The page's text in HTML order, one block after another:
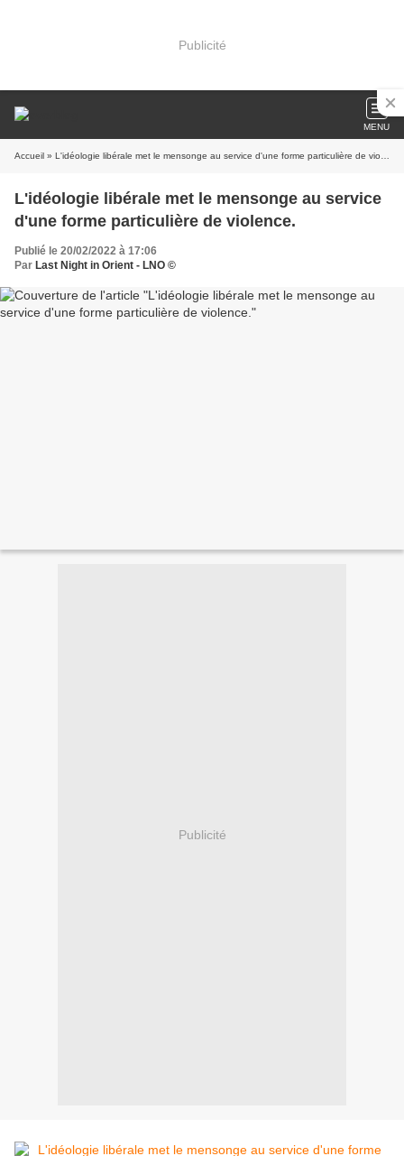
Publicité
MENU
Accueil » L'idéologie libérale met le mensonge au service d'une forme particulière de violence.
L'idéologie libérale met le mensonge au service
d'une forme particulière de violence.
Publié le 20/02/2022 à 17:06
Par Last Night in Orient - LNO ©
Publicité